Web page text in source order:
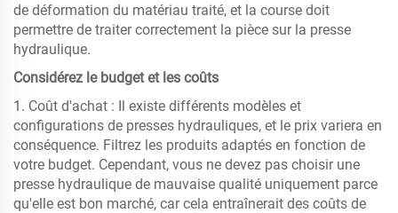
de déformation du matériau traité, et la course doit
permettre de traiter correctement la pièce sur la presse
hydraulique.
Considérez le budget et les coûts
1. Coût d'achat : Il existe différents modèles et
configurations de presses hydrauliques, et le prix variera en
conséquence. Filtrez les produits adaptés en fonction de
votre budget. Cependant, vous ne devez pas choisir une
presse hydraulique de mauvaise qualité uniquement parce
qu'elle est bon marché, car cela entraînerait des coûts de